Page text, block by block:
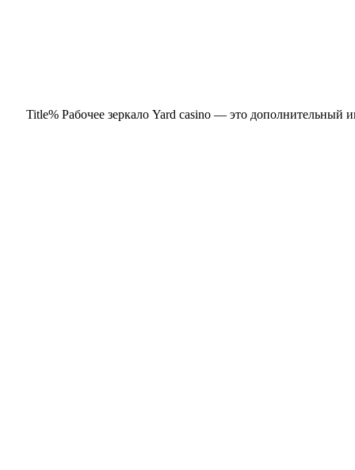
%Title% Рабочее зеркало Yard casino — это